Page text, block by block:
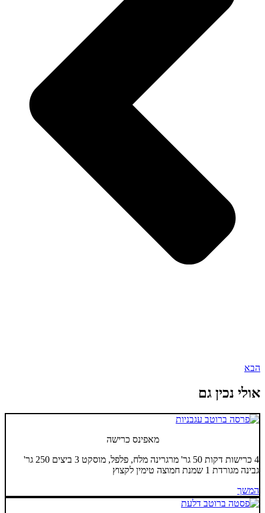
הבא
אולי נכין גם
מאפינס כרישה
4 כרישות דקות 50 גר' מרגרינה מלח, פלפל, מוסקט 3 ביצים 250 גר'
גבינה מגורדת 1 שמנת חמוצה טימין לקצוץ
המשך